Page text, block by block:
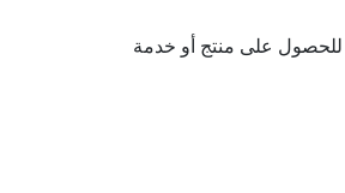
على منتج أو خدمة